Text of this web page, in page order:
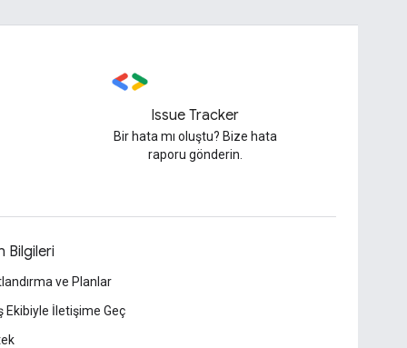
Issue Tracker
Bir hata mı oluştu? Bize hata
raporu gönderin.
Bilgileri
ve Planlar
Ekibiyle İletişime Geç